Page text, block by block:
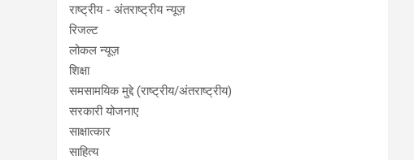
राष्ट्रीय - अंतराष्ट्रीय न्यूज़
रिजल्ट
लोकल न्यूज़
शिक्षा
समसामयिक मुद्दे (राष्ट्रीय/अंतराष्ट्रीय)
सरकारी योजनाए
साक्षात्कार
साहित्य